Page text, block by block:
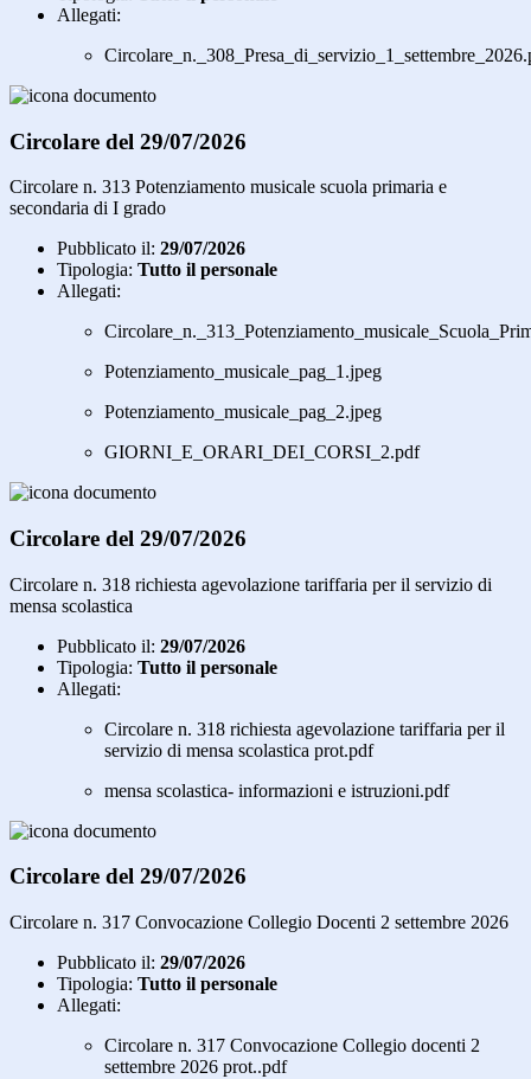
Allegati:
Circolare del 29/07/2026
Circolare n. 313 Potenziamento musicale scuola primaria e
secondaria di I grado
Pubblicato il: 29/07/2026
Tipologia: Tutto il personale
Allegati:
Potenziamento_musicale_pag_1.jpeg
Potenziamento_musicale_pag_2.jpeg
GIORNI_E_ORARI_DEI_CORSI_2.pdf
Circolare del 29/07/2026
Circolare n. 318 richiesta agevolazione tariffaria per il servizio di
mensa scolastica
Pubblicato il: 29/07/2026
Tipologia: Tutto il personale
Allegati:
Circolare n. 318 richiesta agevolazione tariffaria per il
servizio di mensa scolastica prot.pdf
mensa scolastica- informazioni e istruzioni.pdf
Circolare del 29/07/2026
Circolare n. 317 Convocazione Collegio Docenti 2 settembre 2026
Pubblicato il: 29/07/2026
Tipologia: Tutto il personale
Allegati:
Circolare n. 317 Convocazione Collegio docenti 2
settembre 2026 prot..pdf